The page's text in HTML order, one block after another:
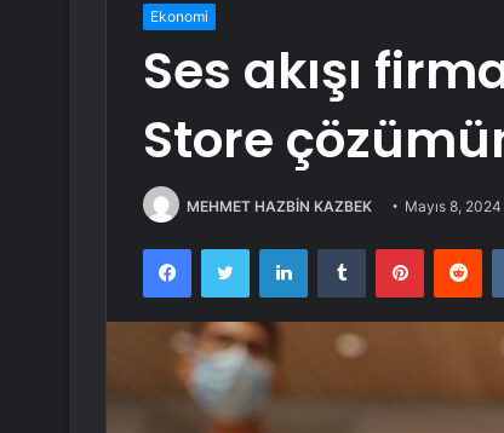
Ekonomi
Ses akışı
Store
MEHMET HAZBİN KAZBEK Mayıs 8, 2024
FacebookTwitter LinkedInTumblr Pinterest